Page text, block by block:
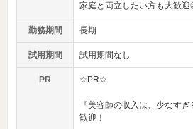
家庭と両立したい方も大歓
勤務期間 長期
試用期間 試用期間なし
PR ☆PR☆
『美容師の収入は、少なす
歓迎！